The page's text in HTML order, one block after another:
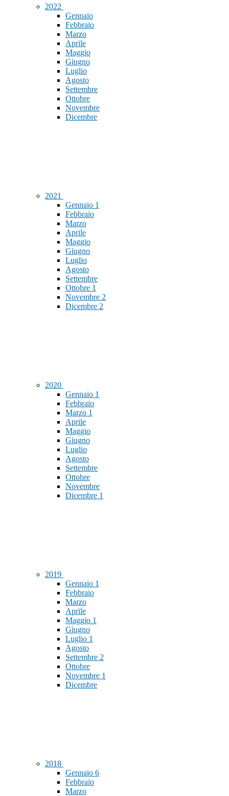
2022
Gennaio
Febbraio
Marzo
Aprile
Maggio
Giugno
Luglio
Agosto
Settembre
Ottobre
Novembre
Dicembre
2021
Gennaio 1
Febbraio
Marzo
Aprile
Maggio
Giugno
Luglio
Agosto
Settembre
Ottobre 1
Novembre 2
Dicembre 2
2020
Gennaio 1
Febbraio
Marzo 1
Aprile
Maggio
Giugno
Luglio
Agosto
Settembre
Ottobre
Novembre
Dicembre 1
2019
Gennaio 1
Febbraio
Marzo
Aprile
Maggio 1
Giugno
Luglio 1
Agosto
Settembre 2
Ottobre
Novembre 1
Dicembre
2018
Gennaio 6
Febbraio
Marzo